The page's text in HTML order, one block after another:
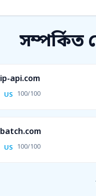
সম্পর্কিত
ip-api.com
US 100/100
batch.com
US 100/100